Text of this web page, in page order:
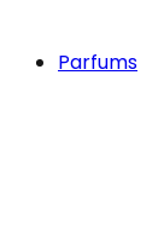
Parfums